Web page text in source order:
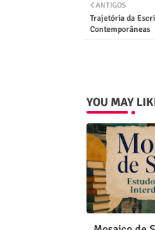
ANTIGOS
Trajetória da
Contemporâneas
YOU MAY